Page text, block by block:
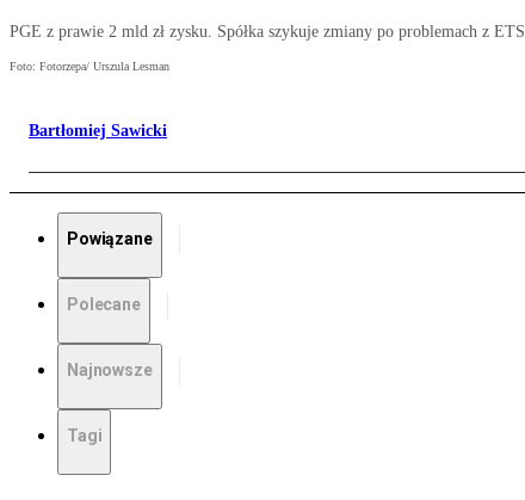
PGE z prawie 2 mld zł zysku. Spółka szykuje zmiany po problemach z ETS
Foto: Fotorzepa/ Urszula Lesman
Bartłomiej Sawicki
Powiązane
Polecane
Najnowsze
Tagi